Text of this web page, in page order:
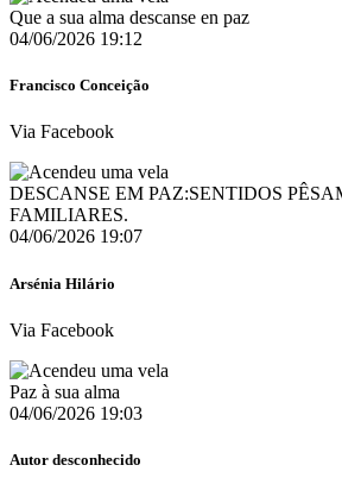
Que a sua alma descanse en paz
04/06/2026 19:12
Francisco Conceição
Via Facebook
DESCANSE EM PAZ:SENTIDOS
FAMILIARES.
04/06/2026 19:07
Arsénia Hilário
Via Facebook
Paz à sua alma
04/06/2026 19:03
Autor desconhecido